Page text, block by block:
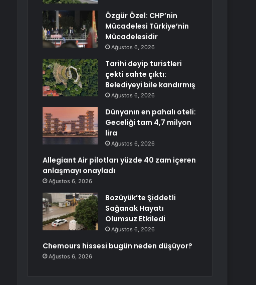
Özgür Özel: CHP’nin
Mücadelesi Türkiye’nin
Mücadelesidir
Ağustos 6, 2026
Tarihi deyip turistleri
çekti sahte çıktı:
Belediyeyi bile kandırmış
Ağustos 6, 2026
Dünyanın en pahalı oteli:
Geceliği tam 4,7 milyon
lira
Ağustos 6, 2026
Allegiant Air pilotları yüzde 40 zam içeren
anlaşmayı onayladı
Ağustos 6, 2026
Bozüyük’te Şiddetli
Sağanak Hayatı
Olumsuz Etkiledi
Ağustos 6, 2026
Chemours hissesi bugün neden düşüyor?
Ağustos 6, 2026